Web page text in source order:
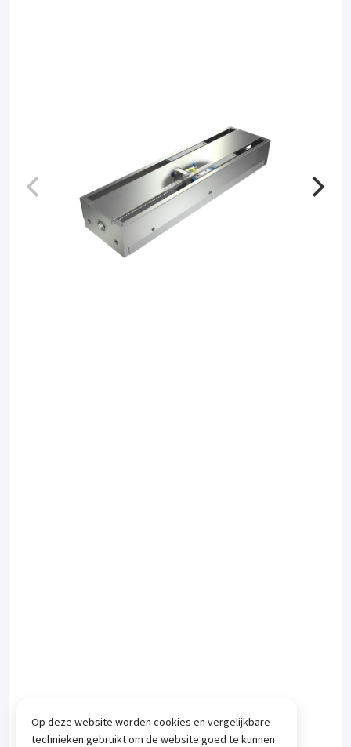
Op deze website worden cookies en vergelijkbare
technieken gebruikt om de website goed te kunnen